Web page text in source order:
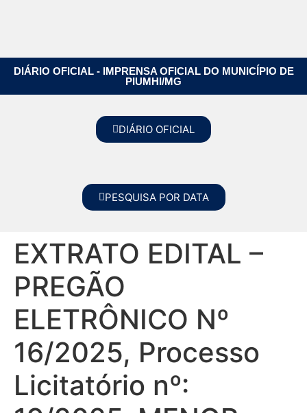
DIÁRIO OFICIAL - IMPRENSA OFICIAL DO MUNICÍPIO DE
PIUMHI/MG
DIÁRIO OFICIAL
PESQUISA POR DATA
EXTRATO EDITAL –
PREGÃO
ELETRÔNICO Nº
16/2025, Processo
Licitatório nº: